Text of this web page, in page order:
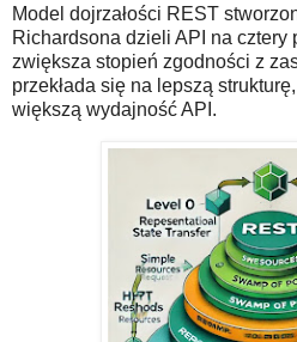
Model dojrzałości REST
Richardsona dzieli API na cztery
zwiększa stopień zgodności z
przekłada się na lepszą
większą wydajność API.